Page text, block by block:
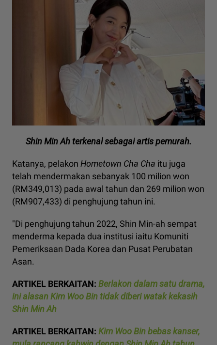
Shin Min Ah terkenal sebagai artis pemurah.
Katanya, pelakon Hometown Cha Cha itu juga
telah mendermakan sebanyak 100 milion won
(RM349,013) pada awal tahun dan 269 milion won
(RM907,433) di penghujung tahun ini.
"Di penghujung tahun 2022, Shin Min-ah sempat
menderma kepada dua institusi iaitu Komuniti
Pemeriksaan Dada Korea dan Pusat Perubatan
Asan.
ARTIKEL BERKAITAN: Berlakon dalam satu drama,
ini alasan Kim Woo Bin tidak diberi watak kekasih
Shin Min Ah
ARTIKEL BERKAITAN: Kim Woo Bin bebas kanser,